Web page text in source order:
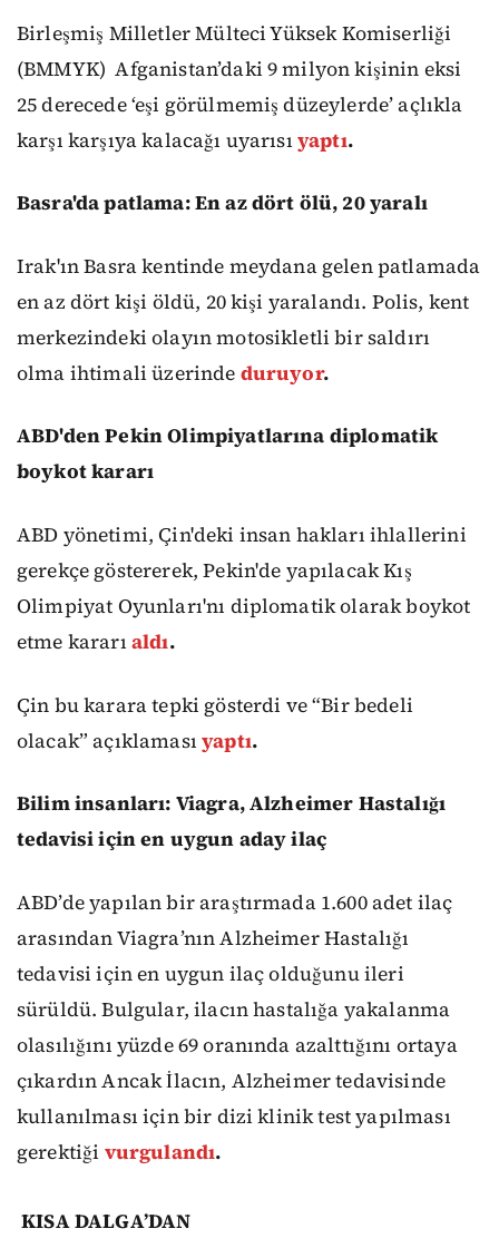
Birleşmiş Milletler Mülteci Yüksek Komiserliği
(BMMYK) Afganistan’daki 9 milyon kişinin eksi
25 derecede ‘eşi görülmemiş düzeylerde’ açlıkla
karşı karşıya kalacağı uyarısı yaptı.
Basra'da patlama: En az dört ölü, 20 yaralı
Irak'ın Basra kentinde meydana gelen patlamada
en az dört kişi öldü, 20 kişi yaralandı. Polis, kent
merkezindeki olayın motosikletli bir saldırı
olma ihtimali üzerinde duruyor.
ABD'den Pekin Olimpiyatlarına diplomatik
boykot kararı
ABD yönetimi, Çin'deki insan hakları ihlallerini
gerekçe göstererek, Pekin'de yapılacak Kış
Olimpiyat Oyunları'nı diplomatik olarak boykot
etme kararı aldı.
Çin bu karara tepki gösterdi ve “Bir bedeli
olacak” açıklaması yaptı.
Bilim insanları: Viagra, Alzheimer Hastalığı
tedavisi için en uygun aday ilaç
ABD’de yapılan bir araştırmada 1.600 adet ilaç
arasından Viagra’nın Alzheimer Hastalığı
tedavisi için en uygun ilaç olduğunu ileri
sürüldü. Bulgular, ilacın hastalığa yakalanma
olasılığını yüzde 69 oranında azalttığını ortaya
çıkardın Ancak İlacın, Alzheimer tedavisinde
kullanılması için bir dizi klinik test yapılması
gerektiği vurgulandı.
KISA DALGA’DAN